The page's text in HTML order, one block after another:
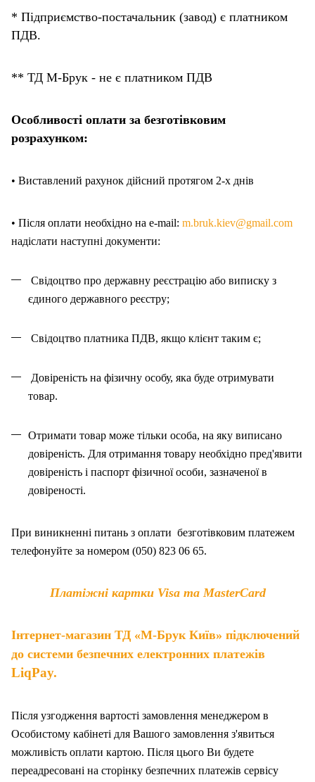
* Підприємство-постачальник (завод) є платником
ПДВ.
** ТД М-Брук - не є платником ПДВ
Особливості оплати за безготівковим
розрахунком:
• Виставлений рахунок дійсний протягом 2-х днів
• Після оплати необхідно на e-mail: m.bruk.kiev@gmail.com
надіслати наступні документи:
Свідоцтво про державну реєстрацію або виписку з
єдиного державного реєстру;
Свідоцтво платника ПДВ, якщо клієнт таким є;
Довіреність на фізичну особу, яка буде отримувати
товар.
Отримати товар може тільки особа, на яку виписано
довіреність. Для отримання товару необхідно пред'явити
довіреність і паспорт фізичної особи, зазначеноїв
довіреності.
При виникненні питань з оплати безготівковим платежем
телефонуйте за номером (050) 823 06 65.
Платіжні картки Visa та MasterCard
Інтернет-магазин ТД «М-Брук Київ» підключений
до системи безпечних електронних платежів
LiqPay.
Після узгодження вартості замовлення менеджером в
Особистому кабінеті для Вашого замовлення з'явиться
можливість оплати картою. Після цього Ви будете
переадресовані на сторінку безпечних платежів сервісу